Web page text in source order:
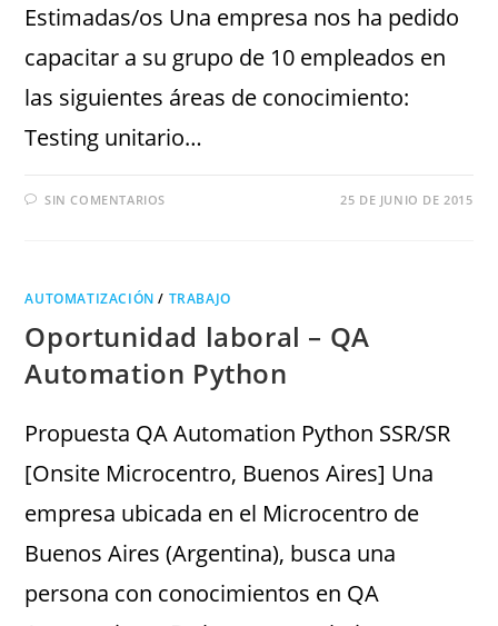
Estimadas/os Una empresa nos ha pedido
capacitar a su grupo de 10 empleados en
las siguientes áreas de conocimiento:
Testing unitario…
SIN COMENTARIOS 25 DE JUNIO DE 2015
AUTOMATIZACIÓN / TRABAJO
Oportunidad laboral – QA
Automation Python
Propuesta QA Automation Python SSR/SR
[Onsite Microcentro, Buenos Aires] Una
empresa ubicada en el Microcentro de
Buenos Aires (Argentina), busca una
persona con conocimientos en QA